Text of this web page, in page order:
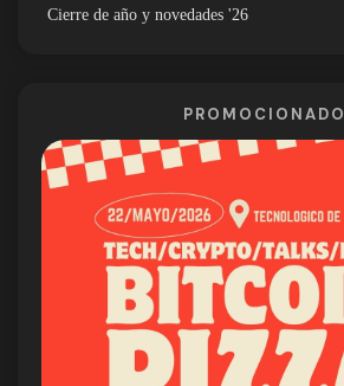
Cierre de año y novedades '26
PROMOCIONADO